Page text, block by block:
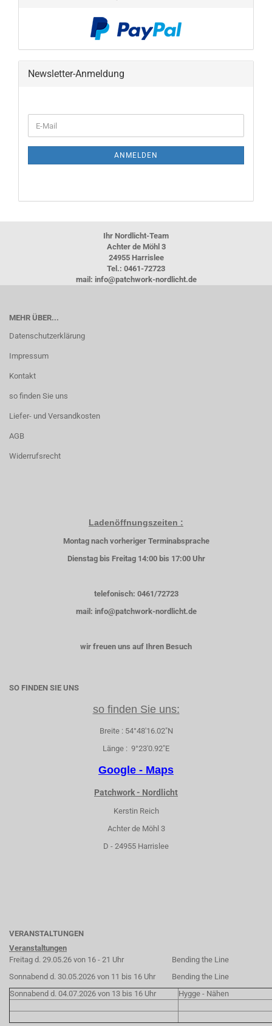
Newsletter-Anmeldung
ZUR
E-
Mail
ANMELDEN
Ihr Nordlicht-Team
Achter de Möhl 3
24955 Harrislee
Tel.: 0461-72723
mail: info@patchwork-nordlicht.de
MEHR ÜBER...
Datenschutzerklärung
Impressum
Kontakt
so finden Sie uns
Liefer- und Versandkosten
AGB
Widerrufsrecht
Ladenöffnungszeiten :
Montag nach vorheriger Terminabsprache
Dienstag bis Freitag 14:00 bis 17:00 Uhr
telefonisch: 0461/72723
mail: info@patchwork-nordlicht.de
wir freuen uns auf Ihren Besuch
SO FINDEN SIE UNS
so finden Sie uns:
Breite : 54°48'16.02"N
Länge : 9°23'0.92"E
Google - Maps
Patchwork - Nordlicht
Kerstin Reich
Achter de Möhl 3
D - 24955 Harrislee
VERANSTALTUNGEN
Veranstaltungen
Freitag d. 29.05.26 von 16 - 21 Uhr
Bending the Line
Sonnabend d. 30.05.2026 von 11 bis 16 Uhr
Bending the Line
Sonnabend d. 04.07.2026 von 13 bis 16 Uhr
Hygge - Nähen